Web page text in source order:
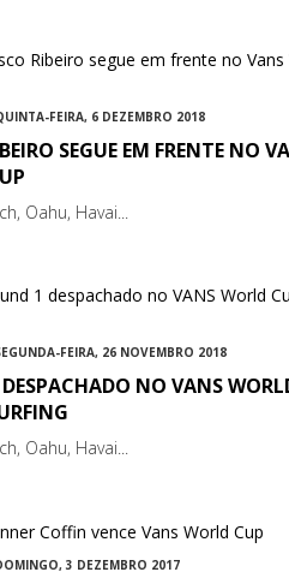
FEIRA, 6 DEZEMBRO 2018
SEGUE EM FRENTE NO
Oahu, Havai...
FEIRA, 26 NOVEMBRO 2018
NO VANS
Oahu, Havai...
3 DEZEMBRO 2017